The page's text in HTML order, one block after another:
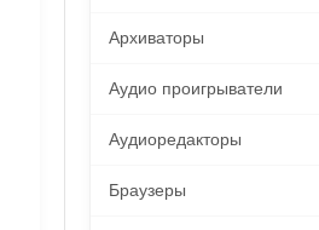
Архиваторы
Аудио проигрыватели
Аудиоредакторы
Браузеры